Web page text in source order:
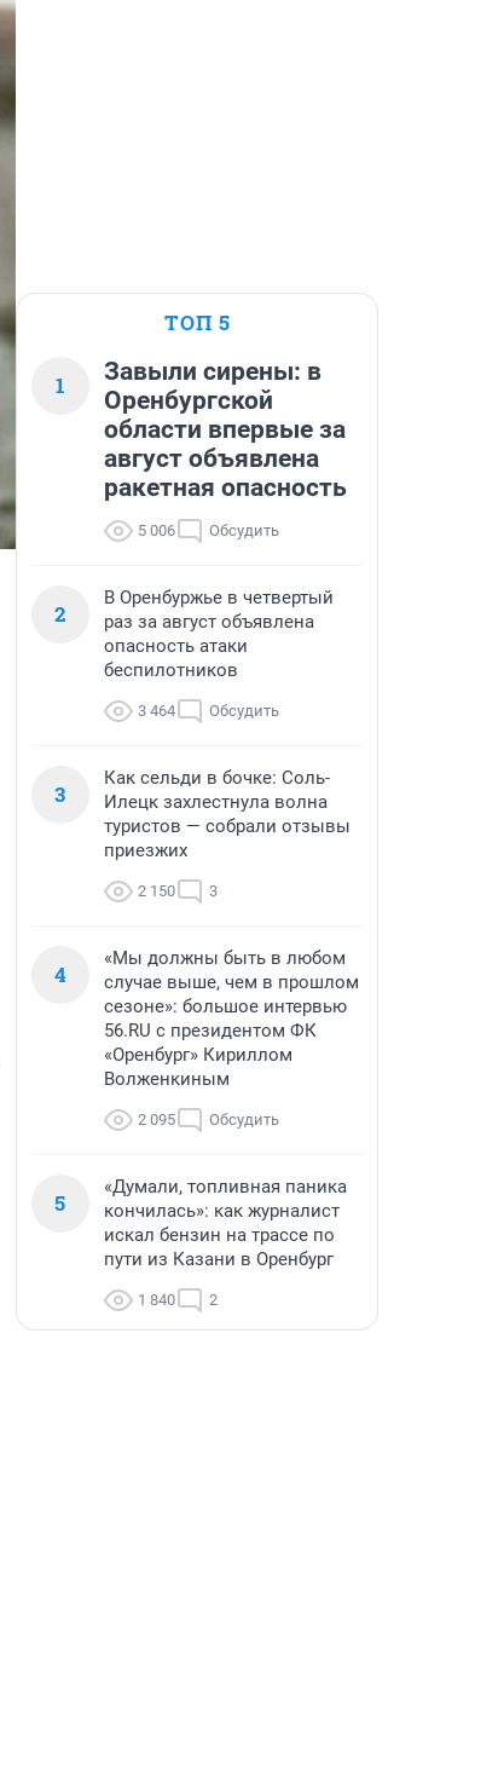
ТОП 5
1
Завыли сирены: в
Оренбургской
области впервые за
август объявлена
ракетная опасность
5 006 Обсудить
2
В Оренбуржье в четвертый
раз за август объявлена
опасность атаки
беспилотников
3 464 Обсудить
3
Как сельди в бочке: Соль-
Илецк захлестнула волна
туристов — собрали отзывы
приезжих
2 150 3
4
«Мы должны быть в любом
случае выше, чем в прошлом
сезоне»: большое интервью
56.RU с президентом ФК
«Оренбург» Кириллом
Волженкиным
2 095 Обсудить
5
«Думали, топливная паника
кончилась»: как журналист
искал бензин на трассе по
пути из Казани в Оренбург
1 840 2